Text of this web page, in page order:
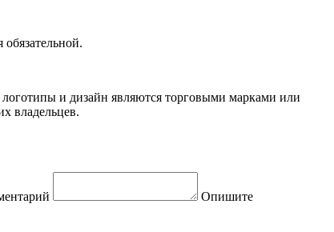
и дизайн являются торговыми марками или
владельцев.
Опишите